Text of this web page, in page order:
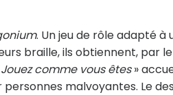
. Un jeu de rôle adapté à
braille, ils obtiennent, par
Jouez comme vous êtes»
malvoyantes. Le